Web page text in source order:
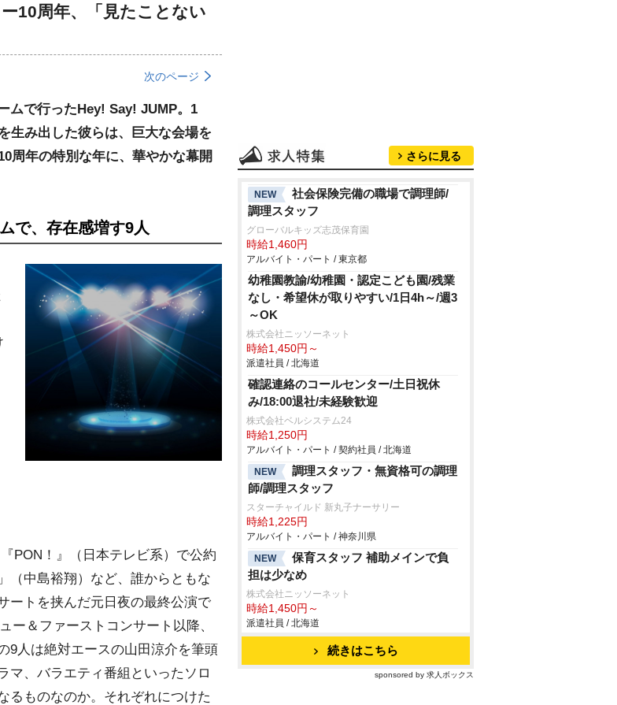
10周年、「見たことない
次のページ
ムで行ったHey! Say! JUMP。1
生み出した彼らは、巨大な会場を
周年の特別な年に、華やかな幕開
で、存在感増す9人
PON！』（日本テレビ系）で公約
（中島裕翔）など、誰からともな
ートを挟んだ元日夜の最終公演で
ー＆ファーストコンサート以降、
9人は絶対エースの山田涼介を筆頭
マ、バラエティ番組といったソロ
るものなのか。それぞれにつけた
さらに見る
NEW
社会保険完備の職場で調理師/
調理スタッフ
グローバルキッズ志茂保育園
時給1,460円
アルバイト・パート / 東京都
幼稚園教諭/幼稚園・認定こども園/残業
なし・希望休が取りやすい/1日4h～/週3
～OK
株式会社ニッソーネット
時給1,450円～
派遣社員 / 北海道
確認連絡のコールセンター/土日祝休
み/18:00退社/未経験歓迎
株式会社ベルシステム24
時給1,250円
アルバイト・パート / 契約社員 / 北海道
NEW
調理スタッフ・無資格可の調理
師/調理スタッフ
スターチャイルド 新丸子ナーサリー
時給1,225円
アルバイト・パート / 神奈川県
NEW
保育スタッフ 補助メインで負
担は少なめ
株式会社ニッソーネット
時給1,450円～
派遣社員 / 北海道
続きはこちら
sponsored by 求人ボックス